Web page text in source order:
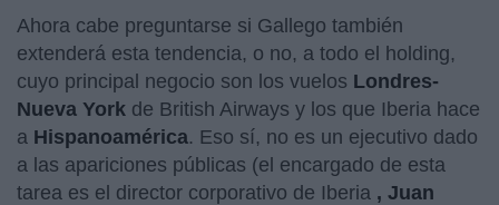
Ahora cabe preguntarse si Gallego también
extenderá esta tendencia, o no, a todo el holding,
cuyo principal negocio son los vuelos Londres-
Nueva York de British Airways y los que Iberia hace
a Hispanoamérica. Eso sí, no es un ejecutivo dado
a las apariciones públicas (el encargado de esta
tarea es el director corporativo de Iberia , Juan